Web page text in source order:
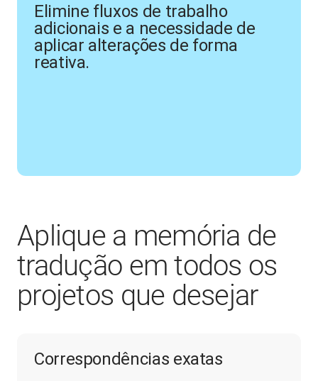
Elimine fluxos de trabalho
adicionais e a necessidade de
aplicar alterações de forma
reativa.
Aplique a memória de
tradução em todos os
projetos que desejar
Correspondências exatas